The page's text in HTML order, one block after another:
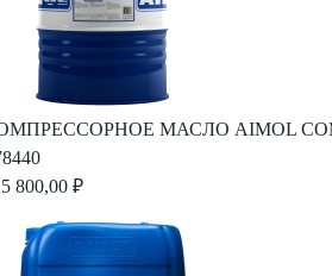
МАСЛО AIMOL
800,00 ₽